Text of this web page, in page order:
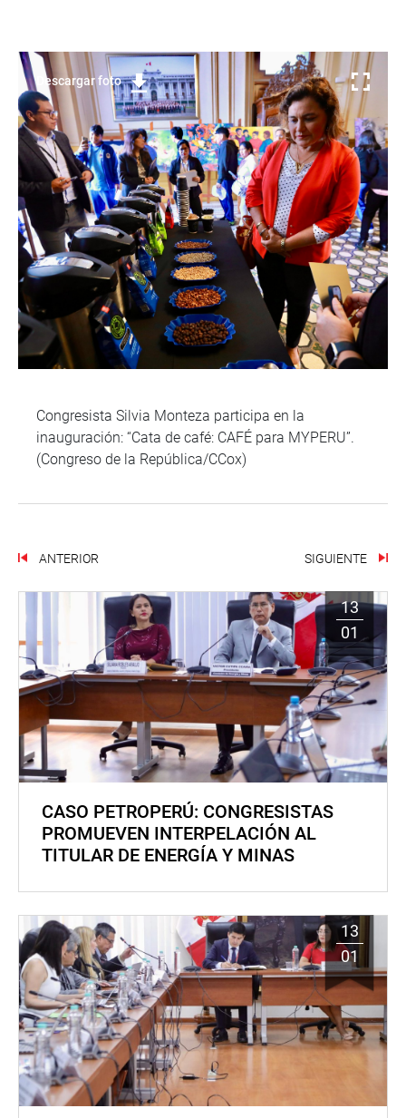
Descargar foto
Congresista Silvia Monteza participa en la
inauguración: “Cata de café: CAFÉ para MYPERU”.
(Congreso de la República/CCox)
ANTERIOR SIGUIENTE
13
01
CASO PETROPERÚ: CONGRESISTAS
PROMUEVEN INTERPELACIÓN AL
TITULAR DE ENERGÍA Y MINAS
13
01